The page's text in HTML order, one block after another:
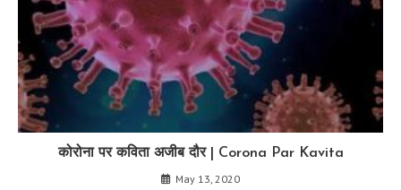
कोरोना पर कविता अजीब दौर | Corona Par Kavita
May 13, 2020